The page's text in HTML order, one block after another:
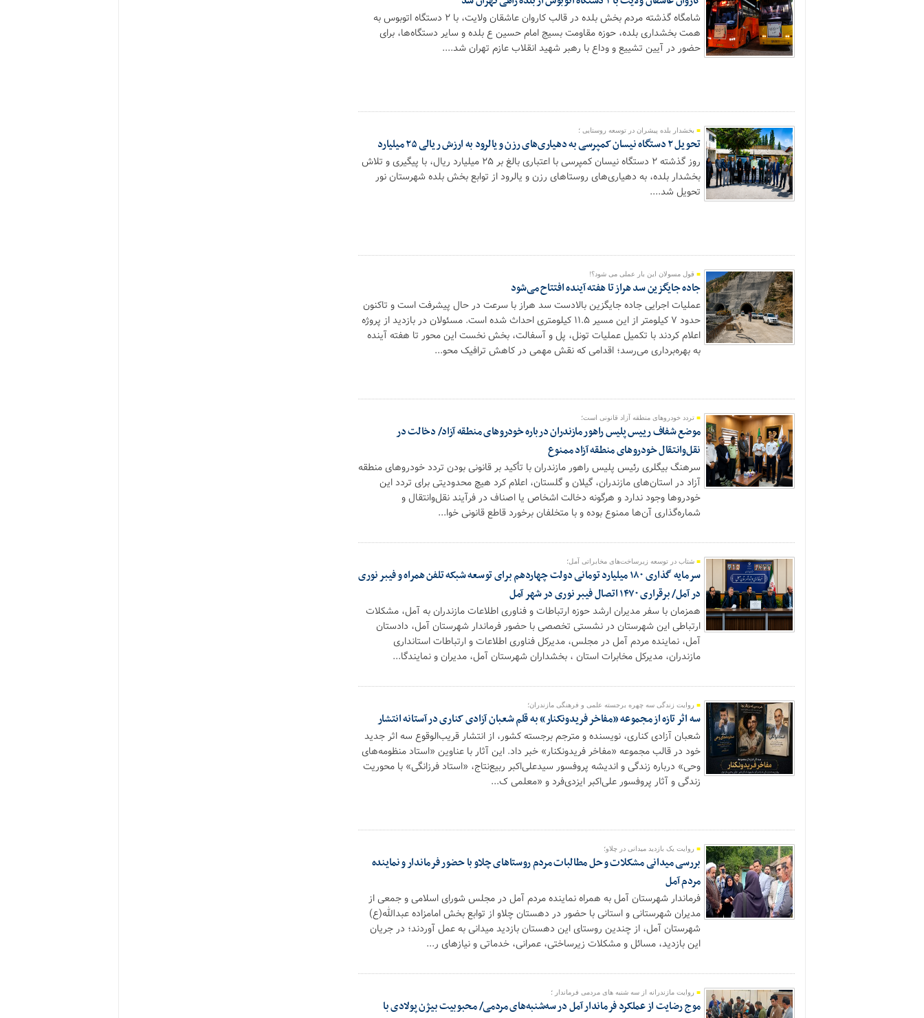
شامگاه گذشته مردم بخش بلده در قالب کاروان عاشقان ولایت، با ۲ دستگاه اتوبوس به
همت بخشداری بلده، حوزه مقاومت بسیج امام حسین ع بلده و سایر دستگاه‌ها، برای
حضور در آیین تشییع و وداع با رهبر شهید انقلاب عازم تهران شد....
بخشدار بلده پیشران در توسعه روستایی ؛
تحویل ۲ دستگاه نیسان کمپرسی به دهیاری‌های رزن و یالرود به ارزش ریالی ۲۵ میلیارد
روز گذشته ۲ دستگاه نیسان کمپرسی با اعتباری بالغ بر ۲۵ میلیارد ریال، با پیگیری و تلاش
بخشدار بلده، به دهیاری‌های روستاهای رزن و یالرود از توابع بخش بلده شهرستان نور
تحویل شد....
قول مسولان این بار عملی می شود؟!
جاده جایگزین سد هراز تا هفته آینده افتتاح می‌شود
عملیات اجرایی جاده جایگزین بالادست سد هراز با سرعت در حال پیشرفت است و تاکنون
حدود ۷ کیلومتر از این مسیر ۱۱.۵ کیلومتری احداث شده است. مسئولان در بازدید از پروژه
اعلام کردند با تکمیل عملیات تونل، پل و آسفالت، بخش نخست این محور تا هفته آینده
به بهره‌برداری می‌رسد؛ اقدامی که نقش مهمی در کاهش ترافیک محو...
تردد خودروهای منطقه آزاد قانونی است؛
موضع شفاف رییس پلیس راهور مازندران درباره خودروهای منطقه آزاد/ دخالت در
نقل‌وانتقال خودروهای منطقه آزاد ممنوع
سرهنگ بیگلری رئیس پلیس راهور مازندران با تأکید بر قانونی بودن تردد خودروهای منطقه
آزاد در استان‌های مازندران، گیلان و گلستان، اعلام کرد هیچ محدودیتی برای تردد این
خودروها وجود ندارد و هرگونه دخالت اشخاص یا اصناف در فرآیند نقل‌وانتقال و
شماره‌گذاری آن‌ها ممنوع بوده و با متخلفان برخورد قاطع قانونی خوا...
شتاب در توسعه زیرساخت‌های مخابراتی آمل؛
سرمایه گذاری ۱۸۰ میلیارد تومانی دولت چهاردهم برای توسعه شبکه تلفن همراه و فیبر نوری
در آمل/ برقراری ۱۴۷۰ اتصال فیبر نوری در شهر آمل
همزمان با سفر مدیران ارشد حوزه ارتباطات و فناوری اطلاعات مازندران به آمل، مشکلات
ارتباطی این شهرستان در نشستی تخصصی با حضور فرماندار شهرستان آمل، دادستان
آمل، نماینده مردم آمل در مجلس، مدیرکل فناوری اطلاعات و ارتباطات استانداری
مازندران، مدیرکل مخابرات استان ، بخشداران شهرستان آمل، مدیران و نمایندگا...
روایت زندگی سه چهره برجسته علمی و فرهنگی مازندران؛
سه اثر تازه از مجموعه «مفاخر فریدونکنار» به قلم شعبان آزادی کناری در آستانه انتشار
شعبان آزادی کناری، نویسنده و مترجم برجسته کشور، از انتشار قریب‌الوقوع سه اثر جدید
خود در قالب مجموعه «مفاخر فریدونکنار» خبر داد. این آثار با عناوین «استاد منظومه‌های
وحی» درباره زندگی و اندیشه پروفسور سیدعلی‌اکبر ربیع‌نتاج، «استاد فرزانگی» با محوریت
زندگی و آثار پروفسور علی‌اکبر ایزدی‌فرد و «معلمی ک...
روایت یک بازدید میدانی در چلاو؛
بررسی میدانی مشکلات و حل مطالبات مردم روستاهای چلاو با حضور فرماندار و نماینده
مردم آمل
فرماندار شهرستان آمل به همراه نماینده مردم آمل در مجلس شورای اسلامی و جمعی از
مدیران شهرستانی و استانی با حضور در دهستان چلاو از توابع بخش امامزاده عبدالله(ع)
شهرستان آمل، از چندین روستای این دهستان بازدید میدانی به عمل آوردند؛ در جریان
این بازدید، مسائل و مشکلات زیرساختی، عمرانی، خدماتی و نیازهای ر...
روایت مازندرانه از سه شنبه های مردمی فرماندار ؛
موج رضایت از عملکرد فرماندار آمل در سه‌شنبه‌های مردمی/ محبوبیت بیژن پولادی با